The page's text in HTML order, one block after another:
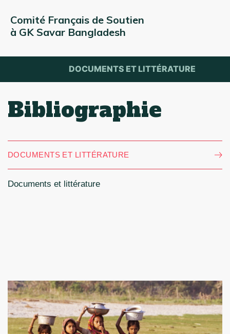
Comité Français de Soutien
à GK Savar Bangladesh
DOCUMENTS ET LITTÉRATURE
Bibliographie
DOCUMENTS ET LITTÉRATURE
Documents et littérature